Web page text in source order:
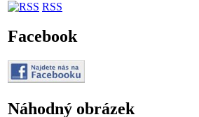
RSS
Facebook
Náhodný obrázek